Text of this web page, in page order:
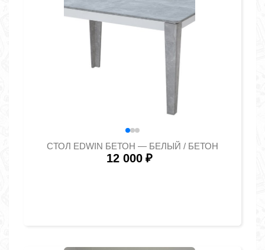
СТОЛ EDWIN БЕТОН — БЕЛЫЙ / БЕТОН
12 000 ₽